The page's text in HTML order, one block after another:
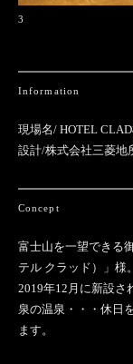
3
Information
現場名/ HOTEL CLAD
設計/株式会社三菱地
Concept
富士山を一望できる
テル クラッド）」様
2019年12月に新設さ
泉の温泉・・・休日
ます。